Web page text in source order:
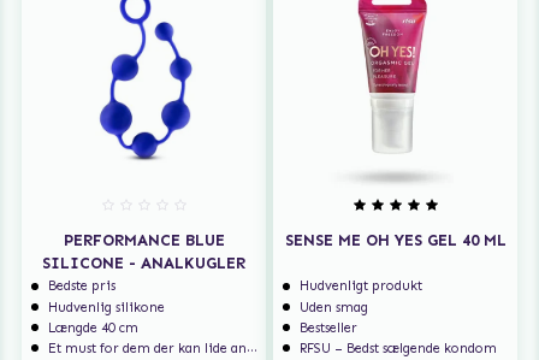
PERFORMANCE BLUE
SILICONE - ANALKUGLER
Bedste pris
Hudvenlig silikone
Længde 40 cm
Et must for dem der kan lide analsex og analt sexlegetøj
SENSE ME OH YES GEL 40 ML
Hudvenligt produkt
Uden smag
Bestseller
RFSU – Bedst sælgende kondom